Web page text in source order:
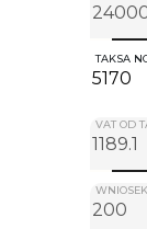
TAKSA
VAT OD